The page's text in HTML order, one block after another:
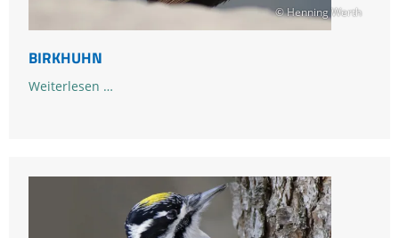
© Henning Werth
BIRKHUHN
Weiterlesen …Birkhuhn